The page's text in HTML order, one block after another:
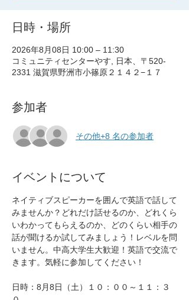
日時・場所
2026年8月08日 10:00 – 11:30
コミュニティセンターやす, 日本、〒520-
2331 滋賀県野洲市小篠原２１４２−１７
参加者
その他+8 名の参加者
イベントについて
ネイティブスピーカーを囲んで英語で話して
みませんか？どれだけ話せるのか、どれくら
いわかってもらえるのか、どのくらい相手の
話が聞けるか試してみましょう！レベルを問
いません。中高大学生大歓迎！英語で交流で
きます。気軽に参加してください！
日時：8月8日（土）１０：００～１１：３